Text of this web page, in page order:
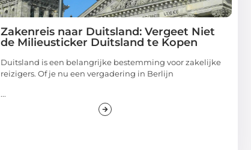
Zakenreis naar Duitsland: Vergeet Niet
de Milieusticker Duitsland te Kopen
Duitsland is een belangrijke bestemming voor zakelijke
reizigers. Of je nu een vergadering in Berlijn
...